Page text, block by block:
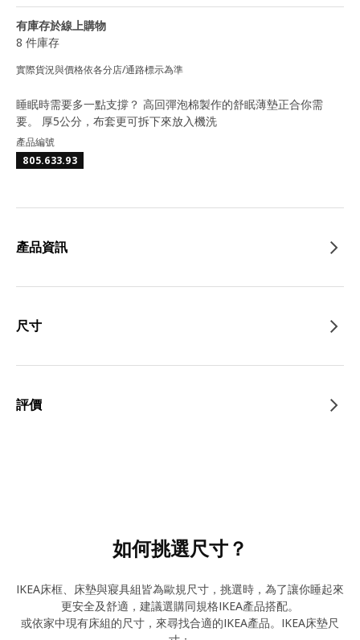
有庫存於線上購物
8 件庫存
實際貨況與價格依各分店/通路標示為準
睡眠時需要多一點支撐？ 高回彈泡棉製作的舒眠薄墊正合你需
要。 厚5公分，布套更可拆下來放入機洗
產品編號
805.633.93
產品資訊
尺寸
評價
如何挑選尺寸？
IKEA床框、床墊與寢具組皆為歐規尺寸，挑選時，為了讓你睡起來
更安全及舒適，建議選購同規格IKEA產品搭配。
或依家中現有床組的尺寸，來尋找合適的IKEA產品。IKEA床墊尺